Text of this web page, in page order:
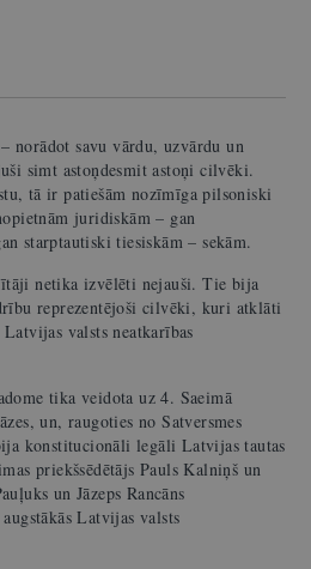
norādot savu vārdu, uzvārdu un
simt astoņdesmit astoņi cilvēki.
tā ir patiešām nozīmīga pilsoniski
juridiskām – gan
starptautiski tiesiskām – sekām.
netika izvēlēti nejauši. Tie bija
reprezentējoši cilvēki, kuri atklāti
valsts neatkarības
tika veidota uz 4. Saeimā
un, raugoties no Satversmes
konstitucionāli legāli Latvijas tautas
priekšsēdētājs Pauls Kalniņš un
un Jāzeps Rancāns
Latvijas valsts